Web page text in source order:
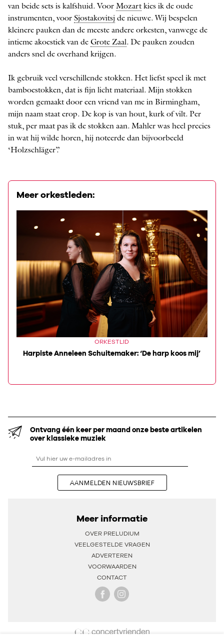
van beide sets is kalfshuid. Voor ­ Mozartkies ik de oude
instrumenten, voor Sjostakovitsj de nieuwe. Wij bespelen
kleinere pauken dan de meeste andere orkesten, vanwege de
intieme akoestiek van de Grote Zaal. De pauken zouden
anders snel de overhand krijgen.
Ik gebruik veel verschillende stokken. Het liefst speel ik met
bamboestokken, dat is fijn licht materiaal. Mijn stokken
worden gemaakt door een vriend van me in Birmingham,
mijn naam staat erop. De kop is van hout, kurk of vilt. Per
stuk, per maat pas ik de stokken aan. Mahler was heel precies
in wat hij wilde horen, hij noteerde dan bijvoorbeeld
‘Holzschläger’.’
Meer orkestleden:
ORKESTLID
Harpiste Anneleen Schuitemaker: ‘De harp koos mij’
Ontvang één keer per maand onze beste artikelen
over klassieke muziek
AANMELDEN NIEUWSBRIEF
Meer informatie
OVER PRELUDIUM
VEELGESTELDE VRAGEN
ADVERTEREN
VOORWAARDEN
CONTACT